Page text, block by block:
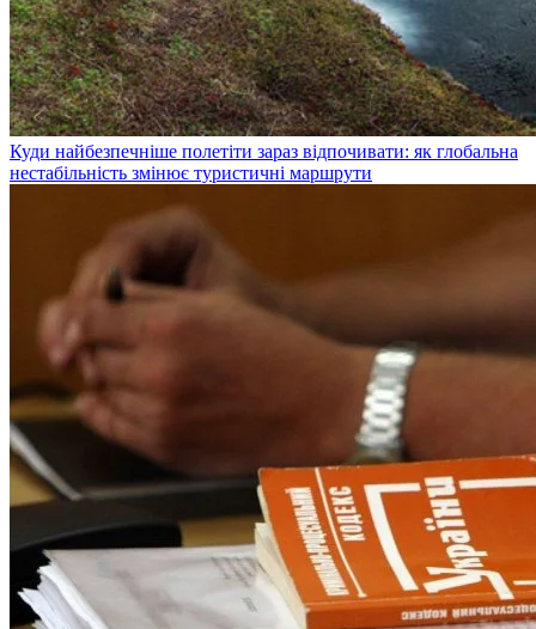
Куди найбезпечніше полетіти зараз відпочивати: як глобальна
нестабільність змінює туристичні маршрути